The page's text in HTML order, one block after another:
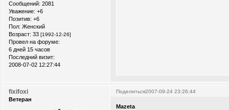
Сообщений: 2081
Уважение: +6
Позитив: +6
Пол: Женский
Возраст: 33 [1992-12-26]
Провел на форуме:
6 дней 15 часов
Последний визит:
2008-07-02 12:27:44
Поделиться2007-09-24 23:26:44
fixifoxi
Ветеран
Mazeta